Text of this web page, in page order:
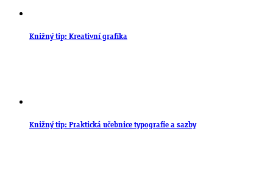
Knižný tip: Kreativní grafika
Knižný tip: Praktická učebnice typografie a sazby